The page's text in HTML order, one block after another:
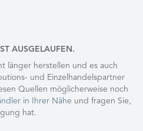
AUSGELAUFEN.
länger herstellen und es auch
und Einzelhandelspartner
Quellen möglicherweise noch
in Ihrer Nähe und fragen Sie,
hat.